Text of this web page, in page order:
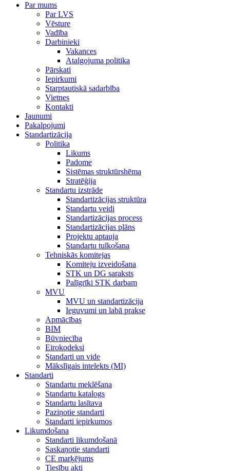
Par mums
Par LVS
Vēsture
Vadība
Darbinieki
Vakances
Atalgojuma politika
Pārskati
Iepirkumi
Starptautiskā sadarbība
Vietnes
Kontakti
Jaunumi
Pakalpojumi
Standartizācija
Politika
Likums
Padome
Sistēmas struktūrshēma
Stratēģija
Standartu izstrāde
Standartizācijas struktūra
Standartu veidi
Standartizācijas process
Standartizācijas plāns
Projektu aptauja
Standartu tulkošana
Tehniskās komitejas
Komiteju izveidošana
STK un DG saraksts
Palīgrīki STK darbam
MVU
MVU un standartizācija
Ieguvumi un labā prakse
Apmācības
BIM
Būvniecība
Eirokodeksi
Standarti un vide
Mākslīgais intelekts (MI)
Standarti
Standartu meklēšana
Standartu katalogs
Standartu lasītava
Paziņotie standarti
Standarti iepirkumos
Likumdošana
Standarti likumdošanā
Saskaņotie standarti
CE marķējums
Tiesību akti